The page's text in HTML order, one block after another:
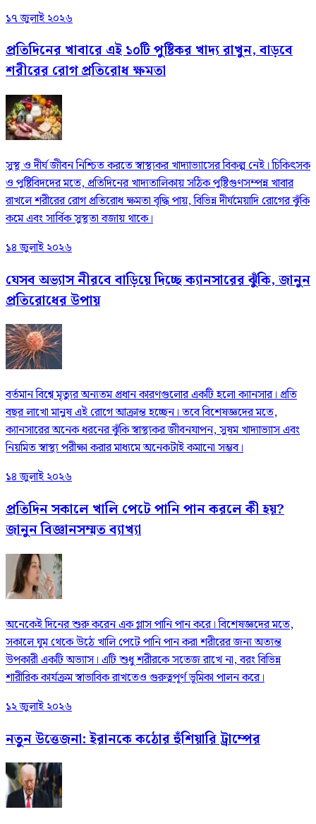
১৭ জুলাই ২০২৬
প্রতিদিনের খাবারে এই ১০টি পুষ্টিকর খাদ্য রাখুন, বাড়বে
শরীরের রোগ প্রতিরোধ ক্ষমতা
সুস্থ ও দীর্ঘ জীবন নিশ্চিত করতে স্বাস্থ্যকর খাদ্যাভ্যাসের বিকল্প নেই। চিকিৎসক
ও পুষ্টিবিদদের মতে, প্রতিদিনের খাদ্যতালিকায় সঠিক পুষ্টিগুণসম্পন্ন খাবার
রাখলে শরীরের রোগ প্রতিরোধ ক্ষমতা বৃদ্ধি পায়, বিভিন্ন দীর্ঘমেয়াদি রোগের ঝুঁকি
কমে এবং সার্বিক সুস্থতা বজায় থাকে।
১৪ জুলাই ২০২৬
যেসব অভ্যাস নীরবে বাড়িয়ে দিচ্ছে ক্যানসারের ঝুঁকি, জানুন
প্রতিরোধের উপায়
বর্তমান বিশ্বে মৃত্যুর অন্যতম প্রধান কারণগুলোর একটি হলো ক্যানসার। প্রতি
বছর লাখো মানুষ এই রোগে আক্রান্ত হচ্ছেন। তবে বিশেষজ্ঞদের মতে,
ক্যানসারের অনেক ধরনের ঝুঁকি স্বাস্থ্যকর জীবনযাপন, সুষম খাদ্যাভ্যাস এবং
নিয়মিত স্বাস্থ্য পরীক্ষা করার মাধ্যমে অনেকটাই কমানো সম্ভব।
১৪ জুলাই ২০২৬
প্রতিদিন সকালে খালি পেটে পানি পান করলে কী হয়?
জানুন বিজ্ঞানসম্মত ব্যাখ্যা
অনেকেই দিনের শুরু করেন এক গ্লাস পানি পান করে। বিশেষজ্ঞদের মতে,
সকালে ঘুম থেকে উঠে খালি পেটে পানি পান করা শরীরের জন্য অত্যন্ত
উপকারী একটি অভ্যাস। এটি শুধু শরীরকে সতেজ রাখে না, বরং বিভিন্ন
শারীরিক কার্যক্রম স্বাভাবিক রাখতেও গুরুত্বপূর্ণ ভূমিকা পালন করে।
১২ জুলাই ২০২৬
নতুন উত্তেজনা: ইরানকে কঠোর হুঁশিয়ারি ট্রাম্পের